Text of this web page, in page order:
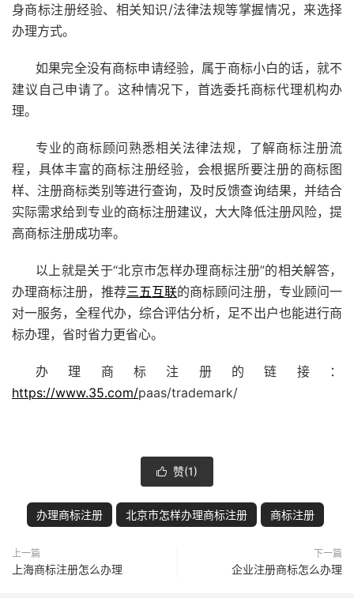
身商标注册经验、相关知识/法律法规等掌握情况，来选择
办理方式。
如果完全没有商标申请经验，属于商标小白的话，就不
建议自己申请了。这种情况下，首选委托商标代理机构办
理。
专业的商标顾问熟悉相关法律法规，了解商标注册流
程，具体丰富的商标注册经验，会根据所要注册的商标图
样、注册商标类别等进行查询，及时反馈查询结果，并结合
实际需求给到专业的商标注册建议，大大降低注册风险，提
高商标注册成功率。
以上就是关于“北京市怎样办理商标注册”的相关解答，
办理商标注册，推荐三五互联的商标顾问注册，专业顾问一
对一服务，全程代办，综合评估分析，足不出户也能进行商
标办理，省时省力更省心。
办理商标注册的链接：
https://www.35.com/paas/trademark/
 赞(1)
办理商标注册 北京市怎样办理商标注册 商标注册
上一篇
上海商标注册怎么办理
下一篇
企业注册商标怎么办理